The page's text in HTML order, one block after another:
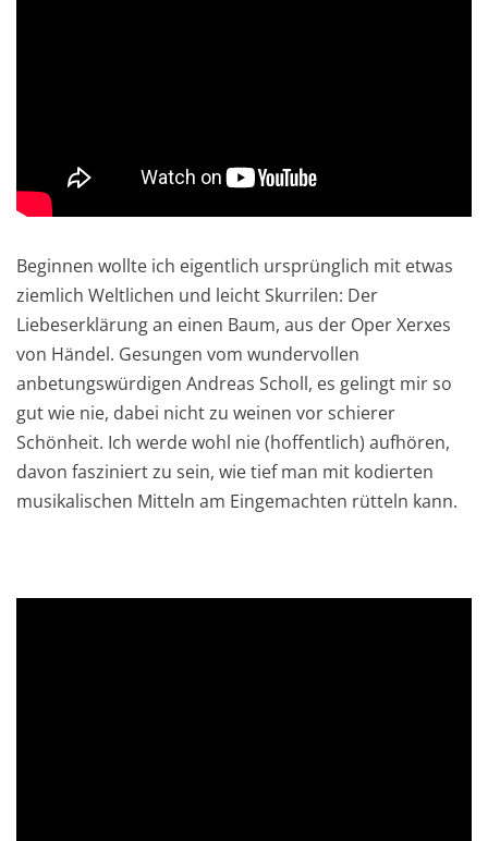
Beginnen wollte ich eigentlich ursprünglich mit etwas
ziemlich Weltlichen und leicht Skurrilen: Der
Liebeserklärung an einen Baum, aus der Oper Xerxes
von Händel. Gesungen vom wundervollen
anbetungswürdigen Andreas Scholl, es gelingt mir so
gut wie nie, dabei nicht zu weinen vor schierer
Schönheit. Ich werde wohl nie (hoffentlich) aufhören,
davon fasziniert zu sein, wie tief man mit kodierten
musikalischen Mitteln am Eingemachten rütteln kann.